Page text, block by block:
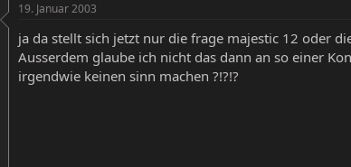
19. Januar 2003
ja da stellt sich jetzt nur die frage majestic 12 oder
Ausserdem glaube ich nicht das dann an so einer
irgendwie keinen sinn machen ?!?!?